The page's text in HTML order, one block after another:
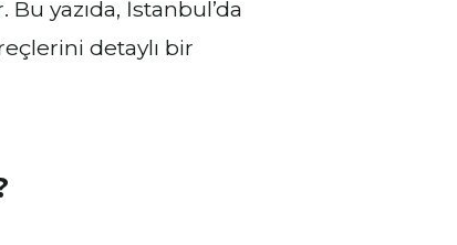
yazıda, İstanbul’da
detaylı bir